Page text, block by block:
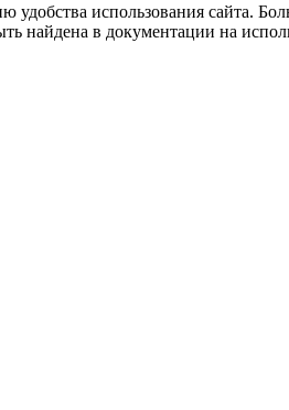
использования сайта.
найдена в документации на